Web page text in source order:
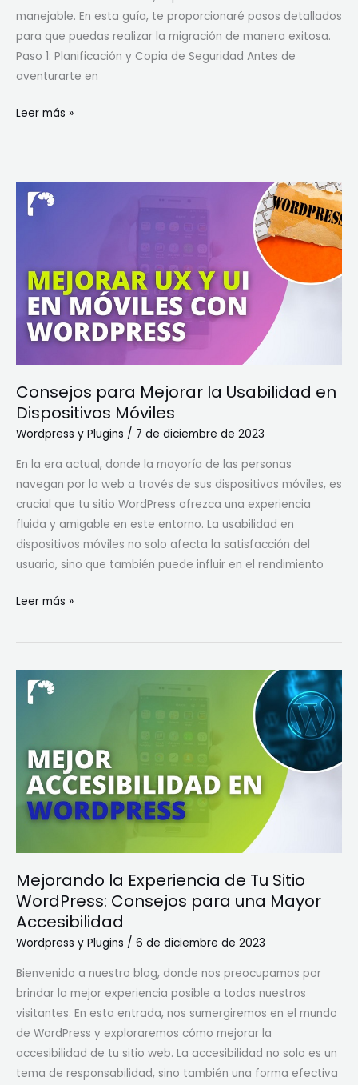
manejable. En esta guía, te proporcionaré pasos detallados
para que puedas realizar la migración de manera exitosa.
Paso 1: Planificación y Copia de Seguridad Antes de
aventurarte en
Leer más »
Consejos para Mejorar la Usabilidad en
Dispositivos Móviles
Wordpress y Plugins / 7 de diciembre de 2023
En la era actual, donde la mayoría de las personas
navegan por la web a través de sus dispositivos móviles, es
crucial que tu sitio WordPress ofrezca una experiencia
fluida y amigable en este entorno. La usabilidad en
dispositivos móviles no solo afecta la satisfacción del
usuario, sino que también puede influir en el rendimiento
Consejos
para
Usabilidad
en
Dispositivos
Móviles
Leer más »
Mejorando la Experiencia de Tu Sitio
WordPress: Consejos para una Mayor
Accesibilidad
Wordpress y Plugins / 6 de diciembre de 2023
Bienvenido a nuestro blog, donde nos preocupamos por
brindar la mejor experiencia posible a todos nuestros
visitantes. En esta entrada, nos sumergiremos en el mundo
de WordPress y exploraremos cómo mejorar la
accesibilidad de tu sitio web. La accesibilidad no solo es un
tema de responsabilidad, sino también una forma efectiva
Mejorando
Sitio
WordPress:
Consejos
Mayor
Accesibilidad